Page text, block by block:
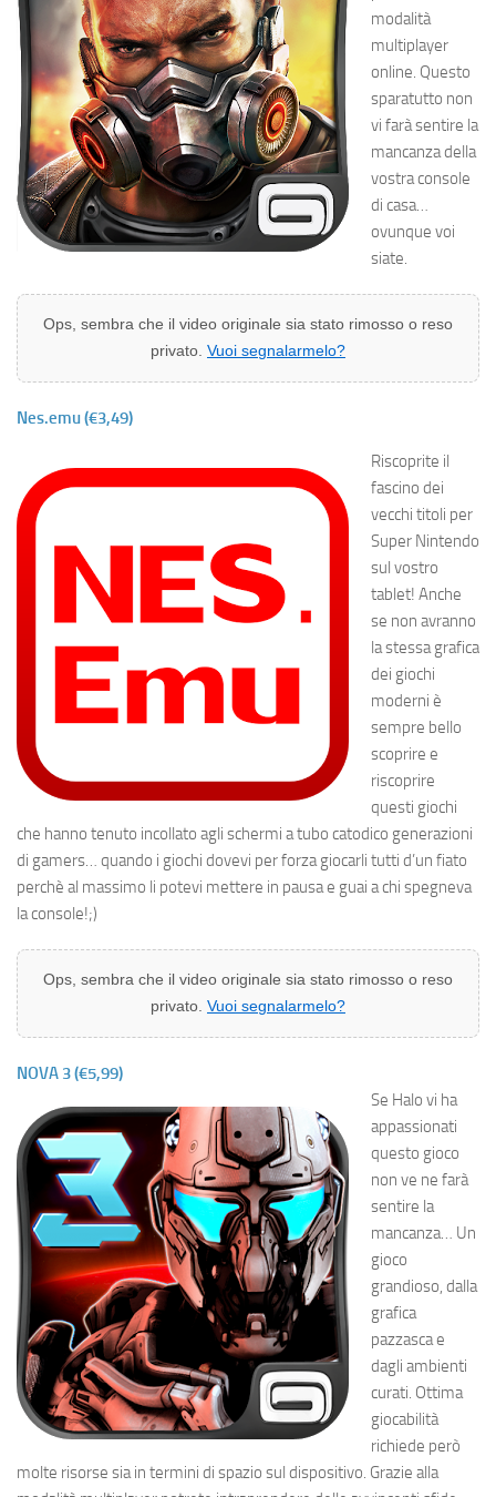
modalità
multiplayer
online. Questo
sparatutto non
vi farà sentire la
mancanza della
vostra console
di casa…
ovunque voi
siate.
Ops, sembra che il video originale sia stato rimosso o reso
privato. Vuoi segnalarmelo?
Nes.emu (€3,49)
Riscoprite il
fascino dei
vecchi titoli per
Super Nintendo
sul vostro
tablet! Anche
se non avranno
la stessa grafica
dei giochi
moderni è
sempre bello
scoprire e
riscoprire
questi giochi
che hanno tenuto incollato agli schermi a tubo catodico generazioni
di gamers… quando i giochi dovevi per forza giocarli tutti d’un fiato
perchè al massimo li potevi mettere in pausa e guai a chi spegneva
la console!;)
Ops, sembra che il video originale sia stato rimosso o reso
privato. Vuoi segnalarmelo?
NOVA 3 (€5,99)
Se Halo vi ha
appassionati
questo gioco
non ve ne farà
sentire la
mancanza… Un
gioco
grandioso, dalla
grafica
pazzasca e
dagli ambienti
curati. Ottima
giocabilità
richiede però
molte risorse sia in termini di spazio sul dispositivo. Grazie alla